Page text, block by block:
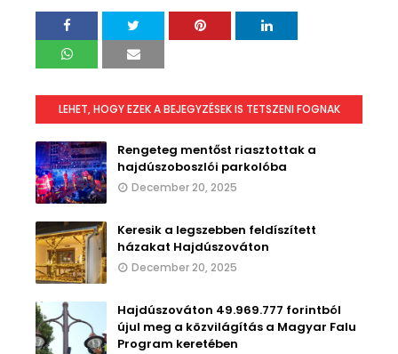
LEHET, HOGY EZEK A BEJEGYZÉSEK IS TETSZENI FOGNAK
Rengeteg mentőst riasztottak a
hajdúszoboszlói parkolóba
December 20, 2025
Keresik a legszebben feldíszített
házakat Hajdúszováton
December 20, 2025
Hajdúszováton 49.969.777 forintból
újul meg a közvilágítás a Magyar Falu
Program keretében